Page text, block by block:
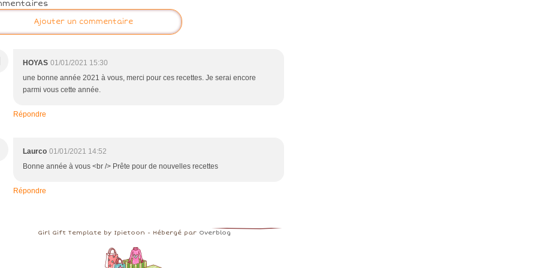
Ajouter un commentaire
HOYAS 01/01/2021 15:30
une bonne année 2021 à vous, merci pour ces recettes. Je serai encore
parmi vous cette année.
Répondre
Laurco 01/01/2021 14:52
Bonne année à vous <br /> Prête pour de nouvelles recettes
Répondre
Girl Gift Template by Ipietoon - Hébergé par Overblog